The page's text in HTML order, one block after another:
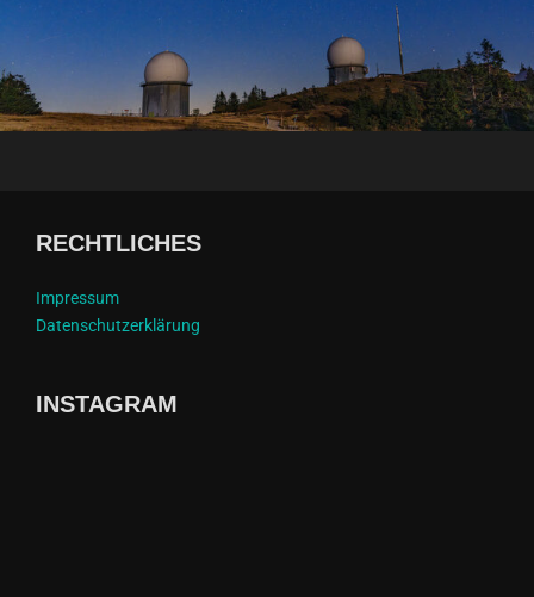
RECHTLICHES
Impressum
Datenschutzerklärung
INSTAGRAM